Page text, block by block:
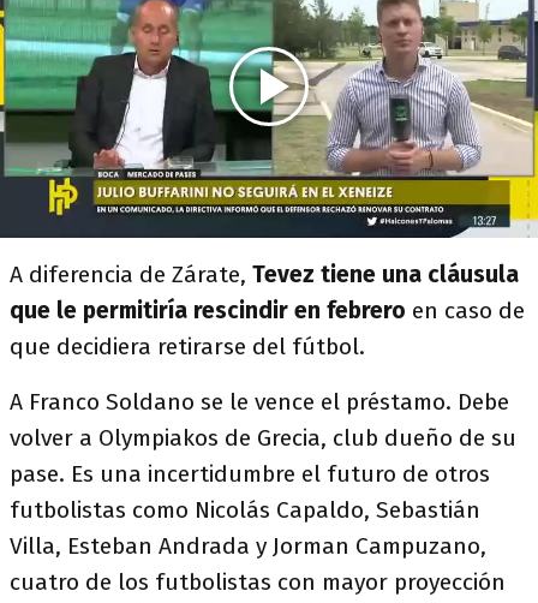
A diferencia de Zárate, Tevez tiene una cláusula
que le permitiría rescindir en febrero en caso de
que decidiera retirarse del fútbol.
A Franco Soldano se le vence el préstamo. Debe
volver a Olympiakos de Grecia, club dueño de su
pase. Es una incertidumbre el futuro de otros
futbolistas como Nicolás Capaldo, Sebastián
Villa, Esteban Andrada y Jorman Campuzano,
cuatro de los futbolistas con mayor proyección